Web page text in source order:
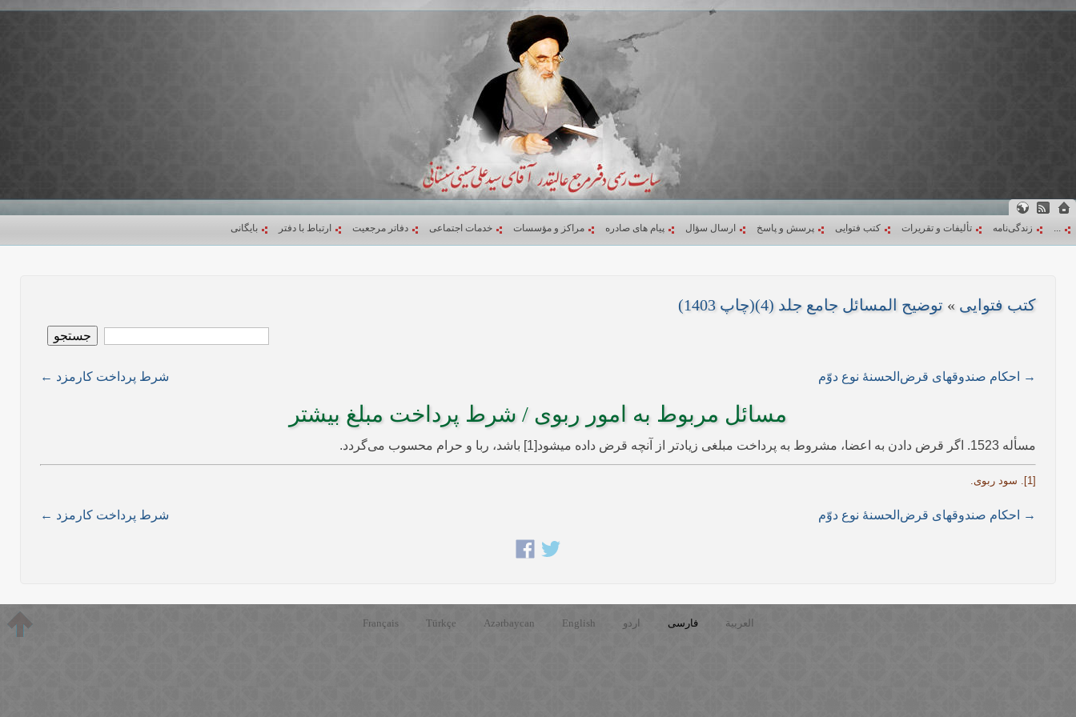
... زندگی‌نامه تألیفات و تقریرات کتب فتوایی پرسش و پاسخ ارسال سؤال پیام های صادره مراکز و مؤسسات خدمات اجتماعی دفاتر مرجعیت ارتباط با دفتر بایگانی
کتب فتوایی » توضیح المسائل جامع جلد (4)(چاپ 1403)
جستجو
شرط پرداخت کارمزد ← → احکام صندوق­های قرض‌الحسنۀ نوع دوّم
مسائل مربوط به امور ربوی / شرط پرداخت مبلغ بیشتر
مسأله 1523. اگر قرض دادن به اعضا، مشروط به پرداخت مبلغی زیادتر از آنچه قرض داده می­شود[1] باشد، ربا و حرام محسوب می‌گردد.
[1]. سود ربوی.
شرط پرداخت کارمزد ← → احکام صندوق­های قرض‌الحسنۀ نوع دوّم
العربية فارسی اردو English
Azərbaycan
Türkçe
Français